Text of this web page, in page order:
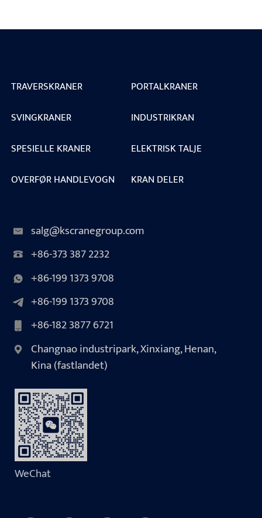
TRAVERSKRANER
PORTALKRANER
SVINGKRANER
INDUSTRIKRAN
SPESIELLE KRANER
ELEKTRISK TALJE
OVERFØR HANDLEVOGN
KRAN DELER
salg@kscranegroup.com
+86-373 387 2232
+86-199 1373 9708
+86-199 1373 9708
+86-182 3877 6721
Changnao industripark, Xinxiang, Henan,
Kina (fastlandet)
WeChat